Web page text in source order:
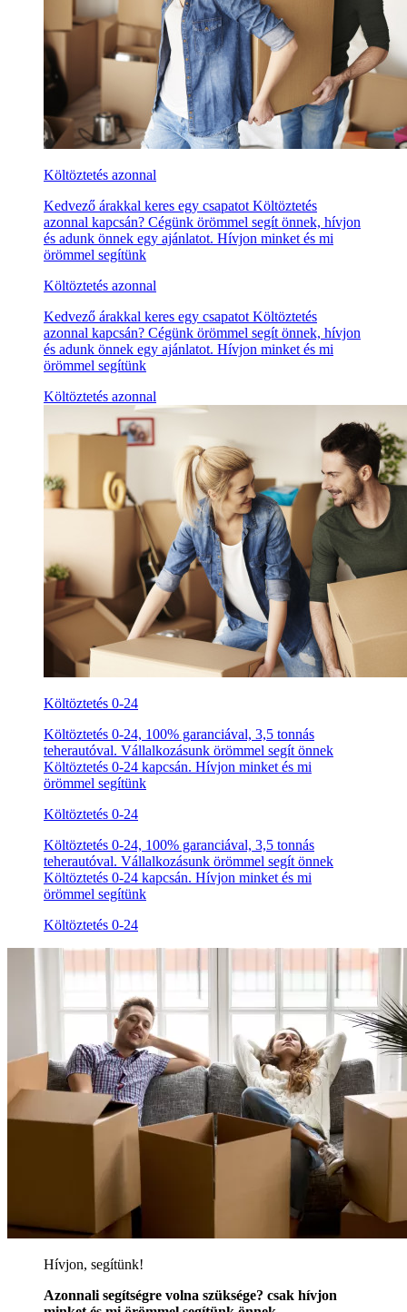
Költöztetés azonnal
Kedvező árakkal keres egy csapatot Költöztetés
azonnal kapcsán? Cégünk örömmel segít önnek, hívjon
és adunk önnek egy ajánlatot. Hívjon minket és mi
örömmel segítünk
Költöztetés azonnal
Kedvező árakkal keres egy csapatot Költöztetés
azonnal kapcsán? Cégünk örömmel segít önnek, hívjon
és adunk önnek egy ajánlatot. Hívjon minket és mi
örömmel segítünk
Költöztetés azonnal
Költöztetés 0-24
Költöztetés 0-24, 100% garanciával, 3,5 tonnás
teherautóval. Vállalkozásunk örömmel segít önnek
Költöztetés 0-24 kapcsán. Hívjon minket és mi
örömmel segítünk
Költöztetés 0-24
Költöztetés 0-24, 100% garanciával, 3,5 tonnás
teherautóval. Vállalkozásunk örömmel segít önnek
Költöztetés 0-24 kapcsán. Hívjon minket és mi
örömmel segítünk
Költöztetés 0-24
Hívjon, segítünk!
Azonnali segítségre volna szüksége? csak hívjon